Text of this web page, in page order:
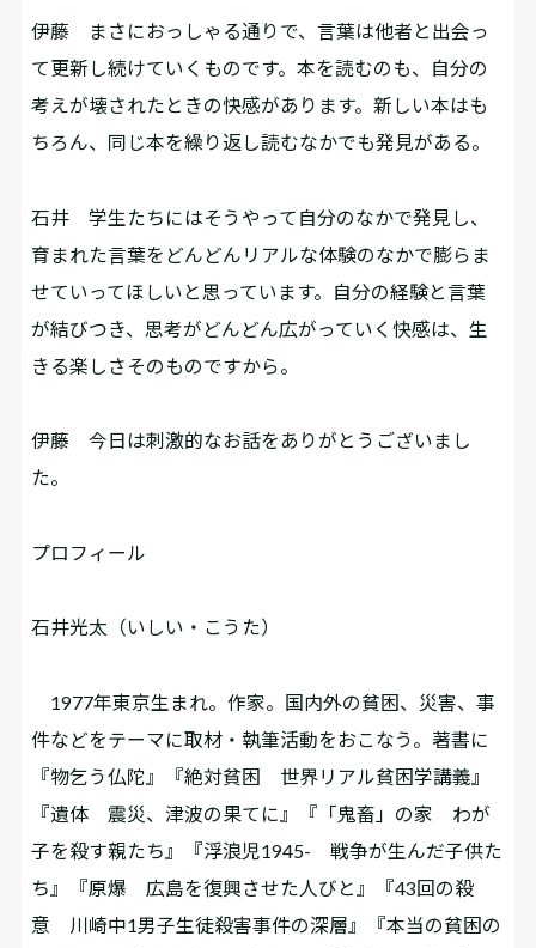
伊藤 まさにおっしゃる通りで、言葉は他者と出会っ
て更新し続けていくものです。本を読むのも、自分の
考えが壊されたときの快感があります。新しい本はも
ちろん、同じ本を繰り返し読むなかでも発見がある。
石井 学生たちにはそうやって自分のなかで発見し、
育まれた言葉をどんどんリアルな体験のなかで膨らま
せていってほしいと思っています。自分の経験と言葉
が結びつき、思考がどんどん広がっていく快感は、生
きる楽しさそのものですから。
伊藤 今日は刺激的なお話をありがとうございまし
た。
プロフィール
石井光太（いしい・こうた）
1977年東京生まれ。作家。国内外の貧困、災害、事
件などをテーマに取材・執筆活動をおこなう。著書に
『物乞う仏陀』『絶対貧困 世界リアル貧困学講義』
『遺体 震災、津波の果てに』『「鬼畜」の家 わが
子を殺す親たち』『浮浪児1945- 戦争が生んだ子供た
ち』『原爆 広島を復興させた人びと』『43回の殺
意 川崎中1男子生徒殺害事件の深層』『本当の貧困の